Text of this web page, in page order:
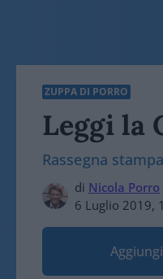
ZUPPA DI PORRO
Leggi la
Rassegna
di Nicola Porro
6 Luglio 2019,